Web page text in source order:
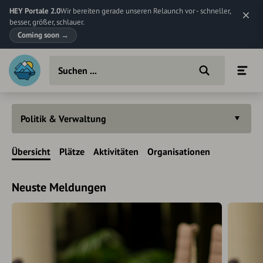
HEY Portale 2.0Wir bereiten gerade unseren Relaunch vor - schneller,
besser, größer, schlauer.
Coming soon →
Politik & Verwaltung
Übersicht Plätze Aktivitäten Organisationen
Neuste Meldungen